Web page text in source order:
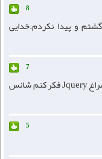
8
گشتم و پیدا نکردم.خدایی
7
مرسی از آموزش من خیلی وقته میخوام برم سراغ Jquery فکر کنم شانس
5